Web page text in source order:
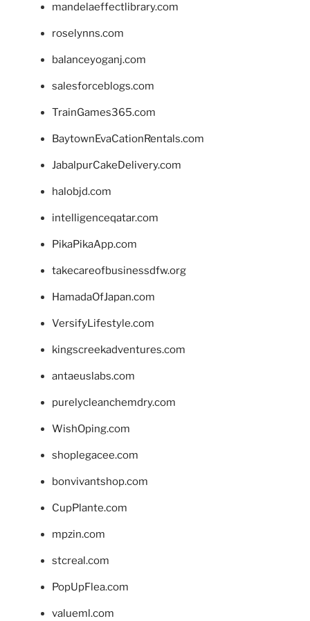
mandelaeffectlibrary.com
roselynns.com
balanceyoganj.com
salesforceblogs.com
TrainGames365.com
BaytownEvaCationRentals.com
JabalpurCakeDelivery.com
halobjd.com
intelligenceqatar.com
PikaPikaApp.com
takecareofbusinessdfw.org
HamadaOfJapan.com
VersifyLifestyle.com
kingscreekadventures.com
antaeuslabs.com
purelycleanchemdry.com
WishOping.com
shoplegacee.com
bonvivantshop.com
CupPlante.com
mpzin.com
stcreal.com
PopUpFlea.com
valueml.com